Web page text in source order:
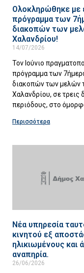
Ολοκληρώθηκε με
πρόγραμμα των
διακοπών των
Χαλανδρίου!
14/07/2026
Τον Ιούνιο
πρόγραμμα των
διακοπών των μελών
Χαλανδρίου, σε τρεις
περιόδους, στο
Περισσότερα
Νέα υπηρεσία
κινητού εξ
ηλικιωμένους και
αναπηρία.
26/06/2026